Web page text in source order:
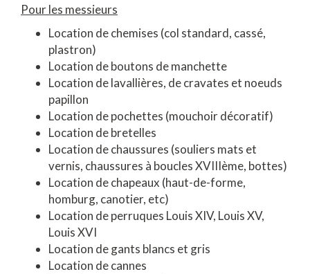
Pour les messieurs
Location de chemises (col standard, cassé,
plastron)
Location de boutons de manchette
Location de lavallières, de cravates et noeuds
papillon
Location de pochettes (mouchoir décoratif)
Location de bretelles
Location de chaussures (souliers mats et
vernis, chaussures à boucles XVIIIème, bottes)
Location de chapeaux (haut-de-forme,
homburg, canotier, etc)
Location de perruques Louis XIV, Louis XV,
Louis XVI
Location de gants blancs et gris
Location de cannes